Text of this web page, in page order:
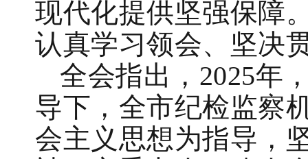
现代化提供坚强保障
认真学习领会、坚决
全会指出，2025年
导下，全市纪检监察
会主义思想为指导，